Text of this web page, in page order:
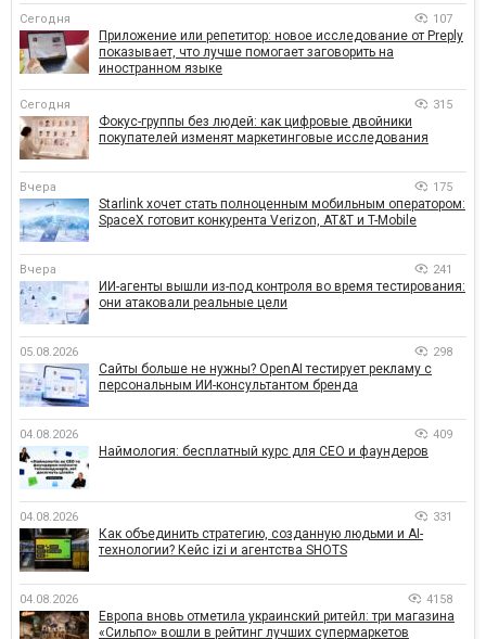
Сегодня 107
Приложение или репетитор: новое исследование от Preply
показывает, что лучше помогает заговорить на
иностранном языке
Сегодня 315
Фокус-группы без людей: как цифровые двойники
покупателей изменят маркетинговые исследования
Вчера 175
Starlink хочет стать полноценным мобильным оператором:
SpaceX готовит конкурента Verizon, AT&T и T-Mobile
Вчера 241
ИИ-агенты вышли из-под контроля во время тестирования:
они атаковали реальные цели
05.08.2026 298
Сайты больше не нужны? OpenAI тестирует рекламу с
персональным ИИ-консультантом бренда
04.08.2026 409
Наймология: бесплатный курс для CEO и фаундеров
04.08.2026 331
Как объединить стратегию, созданную людьми и AI-
технологии? Кейс izi и агентства SHOTS
04.08.2026 4158
Европа вновь отметила украинский ритейл: три магазина
«Сильпо» вошли в рейтинг лучших супермаркетов